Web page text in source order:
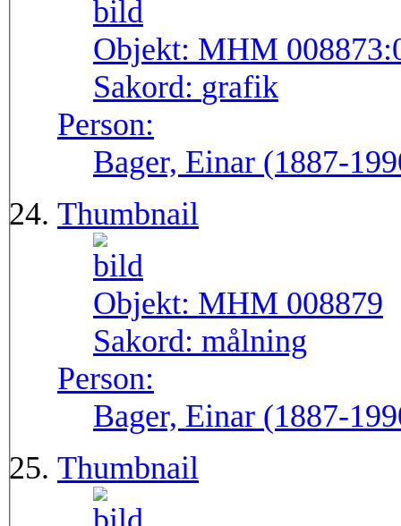
Objekt: MHM
Sakord: grafik
Person:
Bager, Einar (1887-
Thumbnail
Objekt: MHM 008879
Sakord: målning
Person:
Bager, Einar (1887-
Thumbnail